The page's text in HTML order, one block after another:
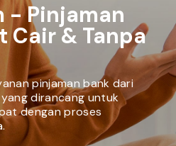
- Pinjaman
Cair & Tanpa
pinjaman bank dari
dirancang untuk
dengan proses